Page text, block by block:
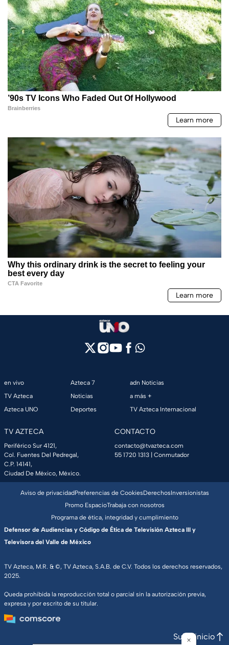
en vivo
TV Azteca
Azteca UNO
Azteca 7
Noticias
Deportes
adn Noticias
a más +
TV Azteca Internacional
TV AZTECA
Periférico Sur 4121,
Col. Fuentes Del Pedregal,
C.P. 14141,
Ciudad De México, México.
CONTACTO
contacto@tvazteca.com
55 1720 1313 | Conmutador
TV Azteca, M.R. & ©, TV Azteca, S.A.B. de C.V. Todos los derechos reservados,
2025.
Queda prohibida la reproducción total o parcial sin la autorización previa,
expresa y por escrito de su titular.
Aviso de privacidadPreferencias de CookiesDerechosInversionistas
Promo EspacioTrabaja con nosotros
Programa de ética, integridad y cumplimiento
Defensor de Audiencias y Código de Ética de Televisión Azteca III y
Televisora del Valle de México
Subir inicio